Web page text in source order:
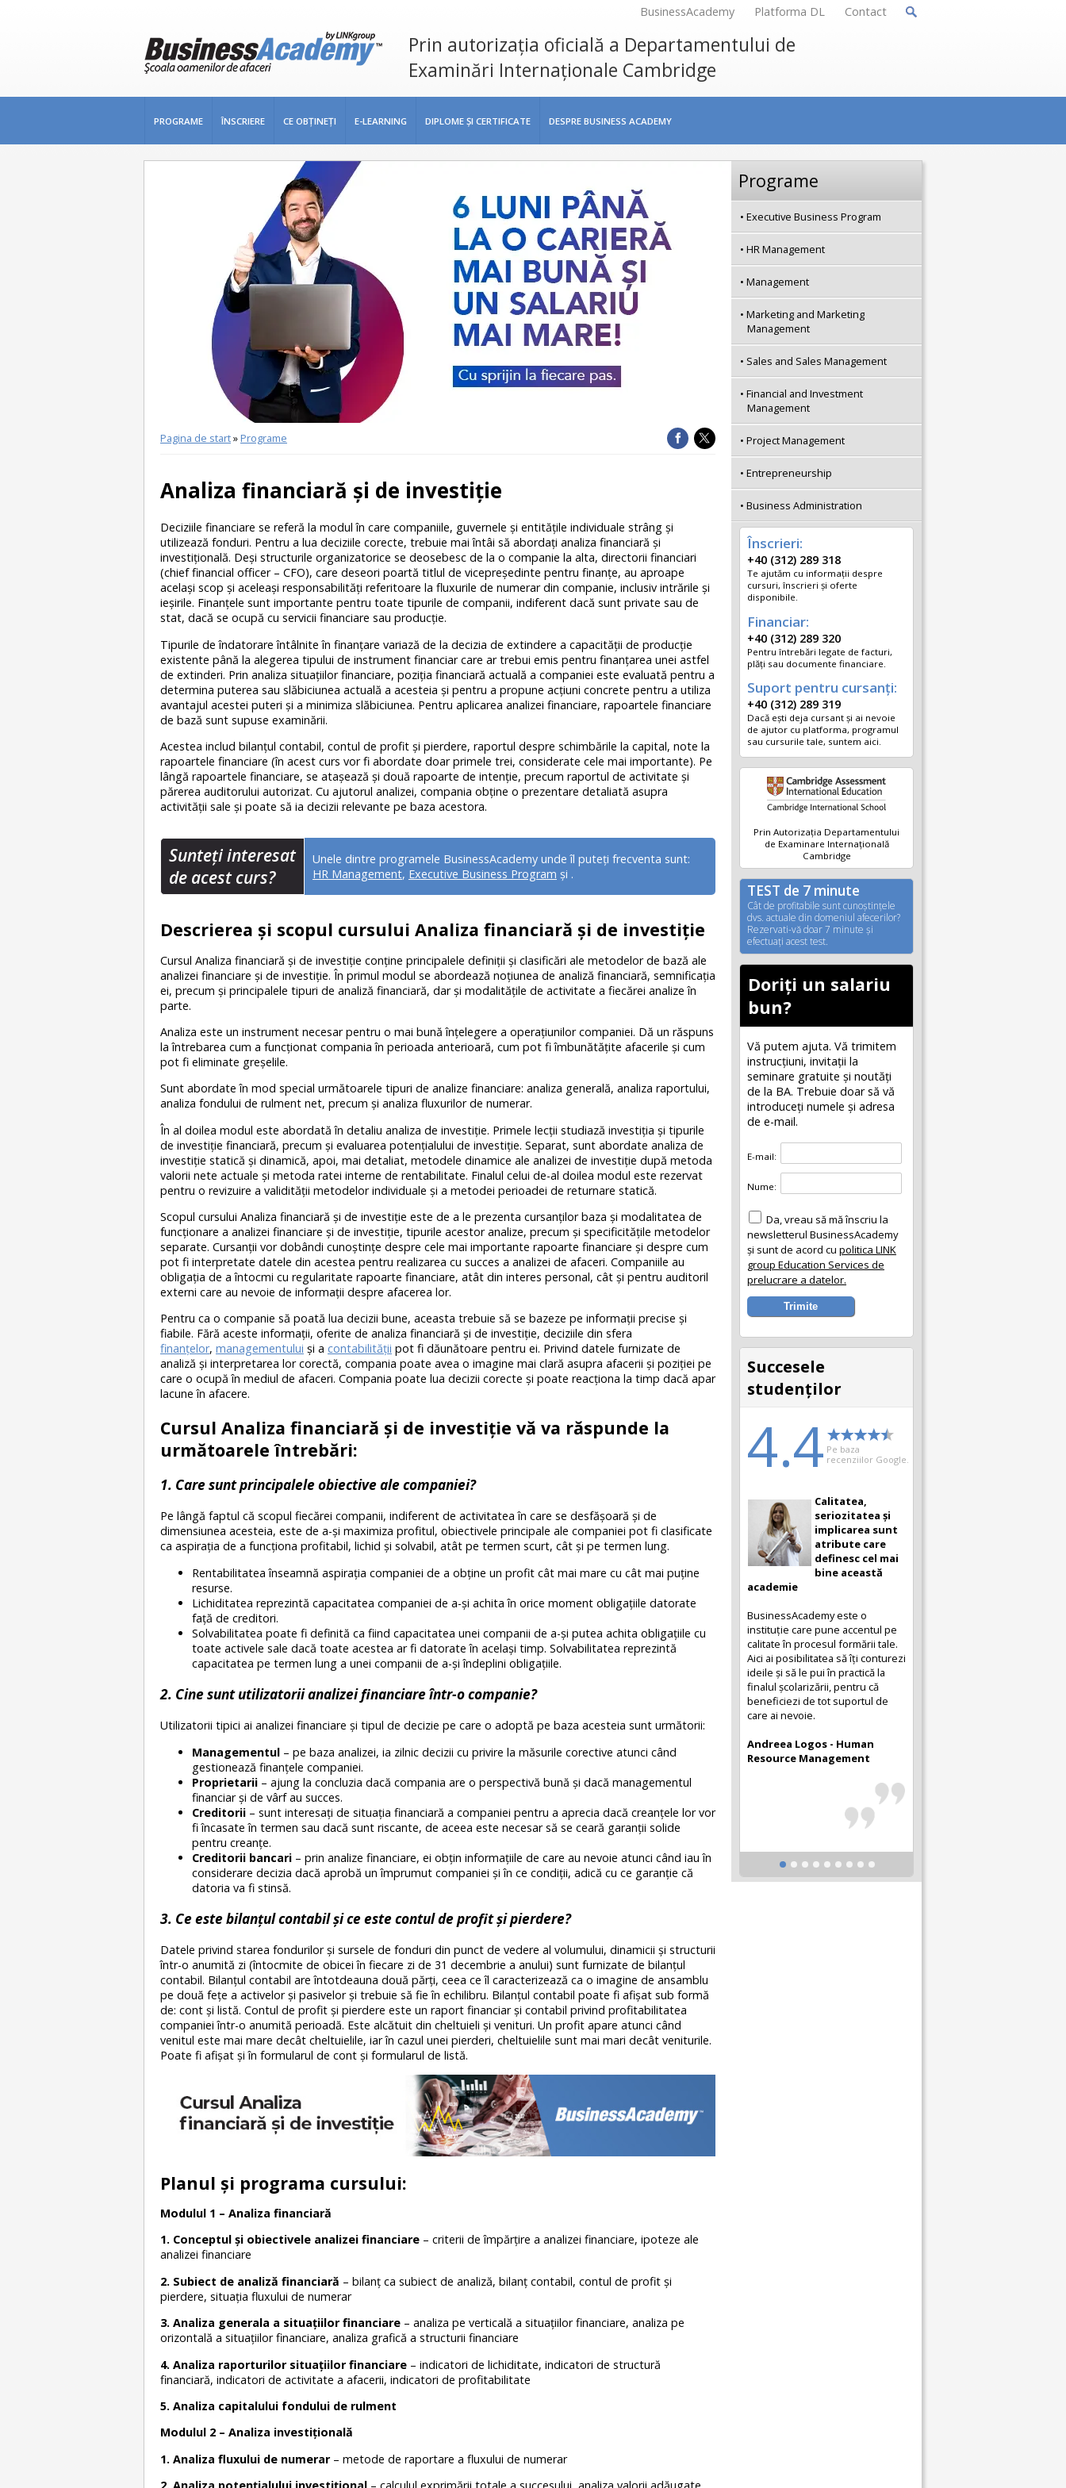
BusinessAcademy Platforma DL Contact
Prin autorizația oficială a Departamentului de
Examinări Internaționale Cambridge
PROGRAME ÎNSCRIERE CE OBŢINEŢI E-LEARNING DIPLOME ŞI CERTIFICATE DESPRE BUSINESS ACADEMY
Pagina de start»Programe
Analiza financiară și de investiție
Deciziile financiare se referă la modul în care companiile, guvernele și entitățile individuale strâng și
utilizează fonduri. Pentru a lua deciziile corecte, trebuie mai întâi să abordați analiza financiară și
investițională. Deși structurile organizatorice se deosebesc de la o companie la alta, directorii financiari
(chief financial officer – CFO), care deseori poartă titlul de vicepreședinte pentru finanțe, au aproape
același scop și aceleași responsabilități referitoare la fluxurile de numerar din companie, inclusiv intrările și
ieșirile. Finanțele sunt importante pentru toate tipurile de companii, indiferent dacă sunt private sau de
stat, dacă se ocupă cu servicii financiare sau producție.
Tipurile de îndatorare întâlnite în finanțare variază de la decizia de extindere a capacității de producție
existente până la alegerea tipului de instrument financiar care ar trebui emis pentru finanțarea unei astfel
de extinderi. Prin analiza situațiilor financiare, poziția financiară actuală a companiei este evaluată pentru a
determina puterea sau slăbiciunea actuală a acesteia și pentru a propune acțiuni concrete pentru a utiliza
avantajul acestei puteri și a minimiza slăbiciunea. Pentru aplicarea analizei financiare, rapoartele financiare
de bază sunt supuse examinării.
Acestea includ bilanțul contabil, contul de profit și pierdere, raportul despre schimbările la capital, note la
rapoartele financiare (în acest curs vor fi abordate doar primele trei, considerate cele mai importante). Pe
lângă rapoartele financiare, se atașează și două rapoarte de intenție, precum raportul de activitate și
părerea auditorului autorizat. Cu ajutorul analizei, compania obține o prezentare detaliată asupra
activității sale și poate să ia decizii relevante pe baza acestora.
Sunteţi interesat
de acest curs?
Unele dintre programele BusinessAcademy unde îl puteți frecventa sunt:
HR Management, Executive Business Program și .
Descrierea și scopul cursului Analiza financiară și de investiție
Cursul Analiza financiară și de investiție conține principalele definiții și clasificări ale metodelor de bază ale
analizei financiare și de investiție. În primul modul se abordează noțiunea de analiză financiară, semnificația
ei, precum și principalele tipuri de analiză financiară, dar și modalitățile de activitate a fiecărei analize în
parte.
Analiza este un instrument necesar pentru o mai bună înțelegere a operațiunilor companiei. Dă un răspuns
la întrebarea cum a funcționat compania în perioada anterioară, cum pot fi îmbunătățite afacerile și cum
pot fi eliminate greșelile.
Sunt abordate în mod special următoarele tipuri de analize financiare: analiza generală, analiza raportului,
analiza fondului de rulment net, precum și analiza fluxurilor de numerar.
În al doilea modul este abordată în detaliu analiza de investiție. Primele lecții studiază investiția și tipurile
de investiție financiară, precum și evaluarea potențialului de investiție. Separat, sunt abordate analiza de
investiție statică și dinamică, apoi, mai detaliat, metodele dinamice ale analizei de investiție după metoda
valorii nete actuale și metoda ratei interne de rentabilitate. Finalul celui de-al doilea modul este rezervat
pentru o revizuire a validității metodelor individuale și a metodei perioadei de returnare statică.
Scopul cursului Analiza financiară și de investiție este de a le prezenta cursanților baza și modalitatea de
funcționare a analizei financiare și de investiție, tipurile acestor analize, precum și specificitățile metodelor
separate. Cursanții vor dobândi cunoștințe despre cele mai importante rapoarte financiare și despre cum
pot fi interpretate datele din acestea pentru realizarea cu succes a analizei de afaceri. Companiile au
obligația de a întocmi cu regularitate rapoarte financiare, atât din interes personal, cât și pentru auditoril
externi care au nevoie de informații despre afacerea lor.
Pentru ca o companie să poată lua decizii bune, aceasta trebuie să se bazeze pe informații precise și
fiabile. Fără aceste informații, oferite de analiza financiară și de investiție, deciziile din sfera
finanțelor, managementului și a contabilității pot fi dăunătoare pentru ei. Privind datele furnizate de
analiză și interpretarea lor corectă, compania poate avea o imagine mai clară asupra afacerii și poziției pe
care o ocupă în mediul de afaceri. Compania poate lua decizii corecte și poate reacționa la timp dacă apar
lacune în afacere.
Cursul Analiza financiară și de investiție vă va răspunde la
următoarele întrebări:
1. Care sunt principalele obiective ale companiei?
Pe lângă faptul că scopul fiecărei companii, indiferent de activitatea în care se desfășoară și de
dimensiunea acesteia, este de a-și maximiza profitul, obiectivele principale ale companiei pot fi clasificate
ca aspirația de a funcționa profitabil, lichid și solvabil, atât pe termen scurt, cât și pe termen lung.
Rentabilitatea înseamnă aspirația companiei de a obține un profit cât mai mare cu cât mai puține
resurse.
Lichiditatea reprezintă capacitatea companiei de a-și achita în orice moment obligațiile datorate
față de creditori.
Solvabilitatea poate fi definită ca fiind capacitatea unei companii de a-și putea achita obligațiile cu
toate activele sale dacă toate acestea ar fi datorate în același timp. Solvabilitatea reprezintă
capacitatea pe termen lung a unei companii de a-și îndeplini obligațiile.
2. Cine sunt utilizatorii analizei financiare într-o companie?
Utilizatorii tipici ai analizei financiare și tipul de decizie pe care o adoptă pe baza acesteia sunt următorii:
Managementul – pe baza analizei, ia zilnic decizii cu privire la măsurile corective atunci când
gestionează finanțele companiei.
Proprietarii – ajung la concluzia dacă compania are o perspectivă bună și dacă managementul
financiar și de vârf au succes.
Creditorii – sunt interesați de situația financiară a companiei pentru a aprecia dacă creanțele lor vor
fi încasate în termen sau dacă sunt riscante, de aceea este necesar să se ceară garanții solide
pentru creanțe.
Creditorii bancari – prin analize financiare, ei obțin informațiile de care au nevoie atunci când iau în
considerare decizia dacă aprobă un împrumut companiei și în ce condiții, adică cu ce garanție că
datoria va fi stinsă.
3. Ce este bilanțul contabil și ce este contul de profit și pierdere?
Datele privind starea fondurilor și sursele de fonduri din punct de vedere al volumului, dinamicii și structurii
într-o anumită zi (întocmite de obicei în fiecare zi de 31 decembrie a anului) sunt furnizate de bilanţul
contabil. Bilanțul contabil are întotdeauna două părți, ceea ce îl caracterizează ca o imagine de ansamblu
pe două fețe a activelor și pasivelor și trebuie să fie în echilibru. Bilanțul contabil poate fi afișat sub formă
de: cont și listă. Contul de profit și pierdere este un raport financiar și contabil privind profitabilitatea
companiei într-o anumită perioadă. Este alcătuit din cheltuieli și venituri. Un profit apare atunci când
venitul este mai mare decât cheltuielile, iar în cazul unei pierderi, cheltuielile sunt mai mari decât veniturile.
Poate fi afișat și în formularul de cont și formularul de listă.
Planul și programa cursului:
Modulul 1 – Analiza financiară
1. Conceptul și obiectivele analizei financiare – criterii de împărțire a analizei financiare, ipoteze ale
analizei financiare
2. Subiect de analiză financiară – bilanţ ca subiect de analiză, bilanţ contabil, contul de profit şi
pierdere, situaţia fluxului de numerar
3. Analiza generala a situațiilor financiare – analiza pe verticală a situațiilor financiare, analiza pe
orizontală a situațiilor financiare, analiza grafică a structurii financiare
4. Analiza raporturilor situațiilor financiare – indicatori de lichiditate, indicatori de structură
financiară, indicatori de activitate a afacerii, indicatori de profitabilitate
5. Analiza capitalului fondului de rulment
Modulul 2 – Analiza investițională
1. Analiza fluxului de numerar– metode de raportare a fluxului de numerar
Programe
Executive Business Program
HR Management
Management
Marketing and Marketing
Management
Sales and Sales Management
Financial and Investment
Management
Project Management
Entrepreneurship
Business Administration
Înscrieri:
+40 (312) 289 318
Te ajutăm cu informații despre
cursuri, înscrieri și oferte
disponibile.
Financiar:
+40 (312) 289 320
Pentru întrebări legate de facturi,
plăți sau documente financiare.
Suport pentru cursanți:
+40 (312) 289 319
Dacă ești deja cursant și ai nevoie
de ajutor cu platforma, programul
sau cursurile tale, suntem aici.
Prin Autorizația Departamentului
de Examinare Internațională
Cambridge
TEST de 7 minute
Cât de profitabile sunt cunoştinţele
dvs. actuale din domeniul afecerilor?
Rezervati-vă doar 7 minute şi
efectuaţi acest test.
Doriți un salariu
bun?
Vă putem ajuta. Vă trimitem
instrucțiuni, invitaţii la
seminare gratuite şi noutăţi
de la BA. Trebuie doar să vă
introduceţi numele și adresa
de e-mail.
E-mail:
Nume:
Da, vreau să mă înscriu la
newsletterul BusinessAcademy
și sunt de acord cu politica LINK
group Education Services de
prelucrare a datelor.
Succesele
studenţilor
4.4 Pe baza
recenziilor Google.
Calitatea,
seriozitatea și
implicarea sunt
atribute care
definesc cel mai
bine această
academie
BusinessAcademy este o
instituție care pune accentul pe
calitate în procesul formării tale.
Aici ai posibilitatea să îți conturezi
ideile și să le pui în practică la
finalul școlarizării, pentru că
beneficiezi de tot suportul de
care ai nevoie.
Andreea Logos - Human
Resource Management